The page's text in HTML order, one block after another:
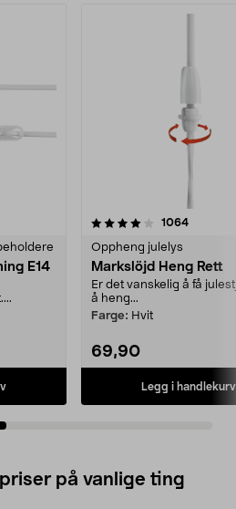
E14
1064
Oppheng julelys
Markslöjd Heng Rett
Er det vanskelig å få
å heng...
Farge: Hvit
69,90
Legg i handlekurv
4.5av 5 stjerner
på vanlige ting